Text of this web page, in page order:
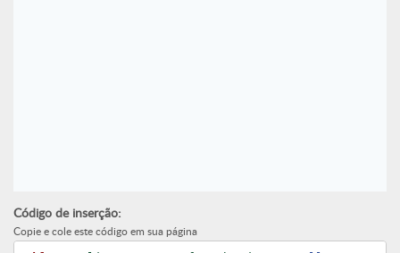
Código de inserção:
Copie e cole este código em sua página